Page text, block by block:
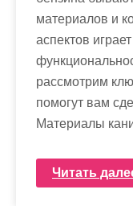
материалов и
аспектов
рассмотрим
помогут вам
Материалы
Читать